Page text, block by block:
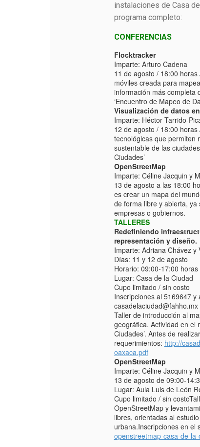
instalaciones de Casa
programa completo:
CONFERENCIAS
Flocktracker
Imparte: Arturo Cadena
11 de agosto / 18:00
móviles creada para
información más completa
‘Encuentro de Mapeo de
Visualización de datos en
Imparte: Héctor Tarrido-
12 de agosto / 18:00
tecnológicas que permiten
sustentable de las
Ciudades’
OpenStreetMap
Imparte: Céline Jacquin y
13 de agosto a las 18:00
es crear un mapa del
de forma libre y abierta,
empresas o gobiernos.
TALLERES
Redefiniendo
representación y diseño.
Imparte: Adriana Chávez y
Días: 11 y 12 de agosto
Horario: 09:00-17:00 horas
Lugar: Casa de la Ciudad
Cupo limitado / sin costo
Inscripciones al 5169647 y
casadelaciudad@fahho.mx
Taller de introducción al
geográfica. Actividad en el
Ciudades’. Antes de
requerimientos: http://
oaxaca.pdf
OpenStreetMap
Imparte: Céline Jacquin y
13 de agosto de 09:00-
Lugar: Aula Luis de León
Cupo limitado / sin
OpenStreetMap y
libres, orientadas al
urbana.Inscripciones en el
openstreetmap-casa-de-